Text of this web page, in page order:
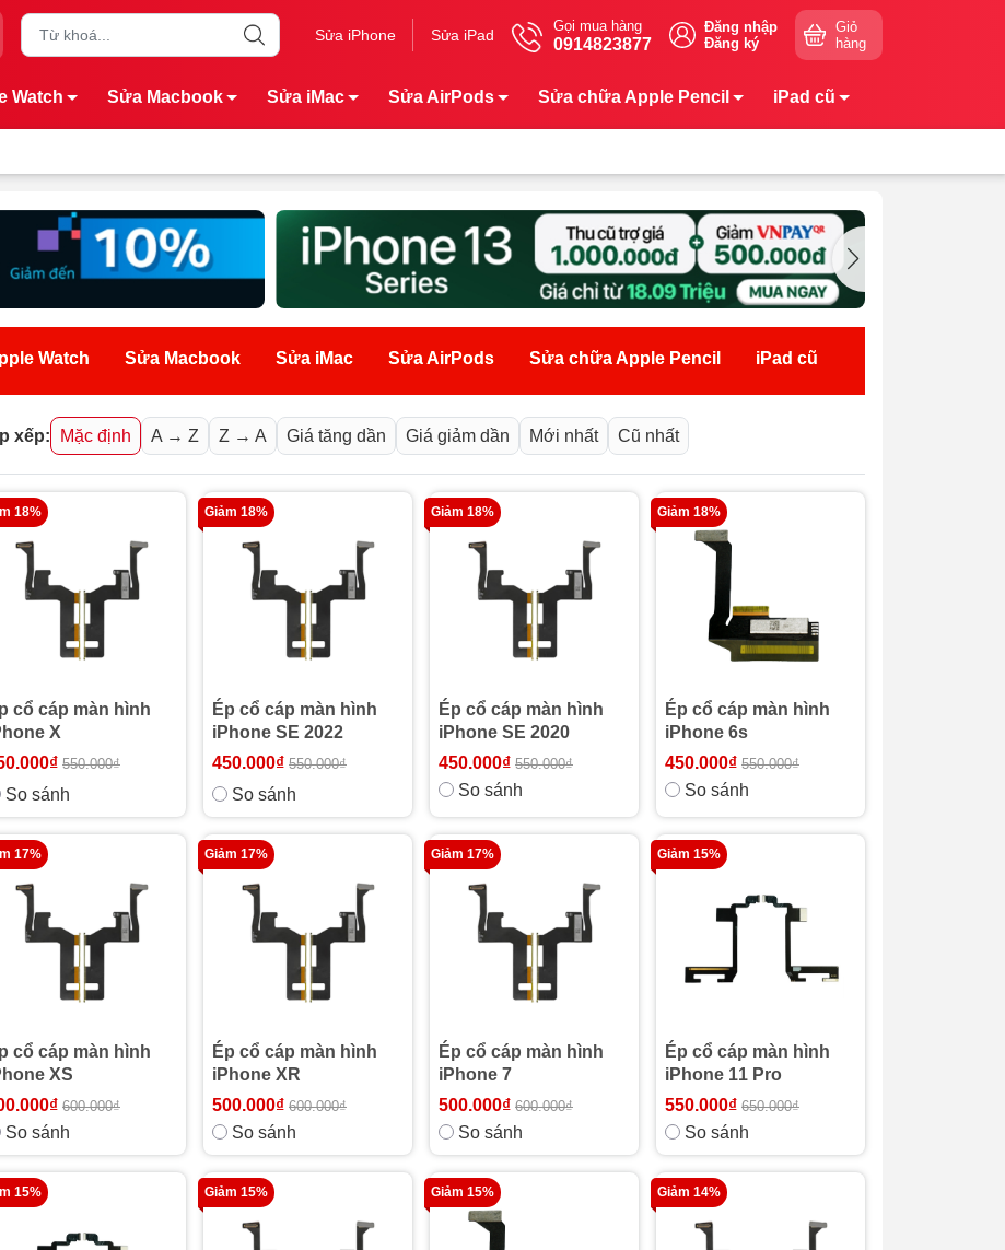
Sửa iPhone Sửa iPad
Gọi mua hàng
0914823877
Đăng nhập
Đăng ký
Giỏ
hàng
Watch Sửa Macbook Sửa iMac Sửa AirPods Sửa chữa Apple Pencil iPad cũ
Watch Sửa Macbook Sửa iMac Sửa AirPods Sửa chữa Apple Pencil iPad cũ
xếp: Mặc định A → Z Z → A Giá tăng dần Giá giảm dần Mới nhất Cũ nhất
18%
cổ cáp màn hình
X
550.000₫
So sánh
Giảm 18%
Ép cổ cáp màn hình
iPhone SE 2022
450.000₫ 550.000₫
So sánh
Giảm 18%
Ép cổ cáp màn hình
iPhone SE 2020
450.000₫ 550.000₫
So sánh
Giảm 18%
Ép cổ cáp màn hình
iPhone 6s
450.000₫ 550.000₫
So sánh
17%
cổ cáp màn hình
XS
600.000₫
So sánh
Giảm 17%
Ép cổ cáp màn hình
iPhone XR
500.000₫ 600.000₫
So sánh
Giảm 17%
Ép cổ cáp màn hình
iPhone 7
500.000₫ 600.000₫
So sánh
Giảm 15%
Ép cổ cáp màn hình
iPhone 11 Pro
550.000₫ 650.000₫
So sánh
15% Giảm 15% Giảm 15% Giảm 14%